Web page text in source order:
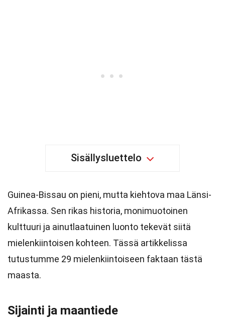
Sisällysluettelo
Guinea-Bissau on pieni, mutta kiehtova maa Länsi-
Afrikassa. Sen rikas historia, monimuotoinen
kulttuuri ja ainutlaatuinen luonto tekevät siitä
mielenkiintoisen kohteen. Tässä artikkelissa
tutustumme 29 mielenkiintoiseen faktaan tästä
maasta.
Sijainti ja maantiede